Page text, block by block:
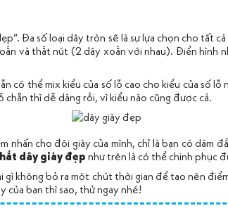
Đa số loại dây tròn sẽ là sự lựa chọn cho tất cả
và thắt nút (2 dây xoắn với nhau). Điển hình
có thể mix kiểu của số lỗ cao cho kiểu của số
thì dễ dàng rồi, vì kiểu nào cũng được cả.
nhấn cho đôi giày của mình, chỉ là bạn có dám
dây giày đẹpnhư trên là có thể chinh phục
không bỏ ra một chút thời gian để tạo nên
của bạn thì sao, thử ngay nhé!